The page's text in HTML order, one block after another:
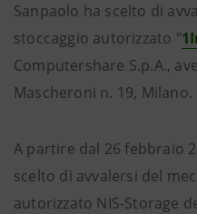
Sanpaolo ha scelto di
stoccaggio autorizzato "
Computershare S.p.A.,
Mascheroni n. 19, Milano.
A partire dal 26 febbraio
scelto di avvalersi del
autorizzato NIS-Storage